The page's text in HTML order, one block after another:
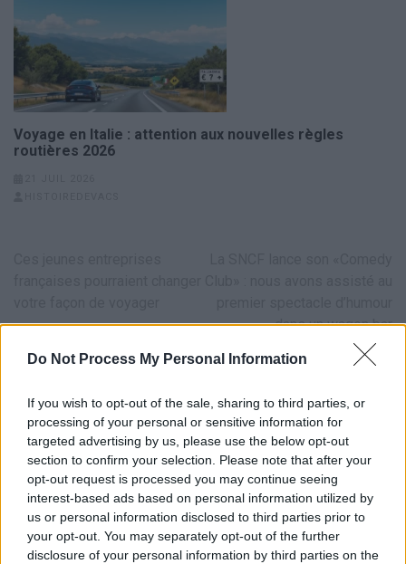
Do Not Process My Personal Information
If you wish to opt-out of the sale, sharing to third parties, or
processing of your personal or sensitive information for
targeted advertising by us, please use the below opt-out
section to confirm your selection. Please note that after your
opt-out request is processed you may continue seeing
interest-based ads based on personal information utilized by
us or personal information disclosed to third parties prior to
your opt-out. You may separately opt-out of the further
disclosure of your personal information by third parties on the
Voyage en Italie : attention aux nouvelles règles
routières 2026
dans un wagon bar
LAISSER UN COMMENTAIRE
Votre adresse e-mail ne sera pas publiée. Les champs
obligatoires sont indiqués avec*